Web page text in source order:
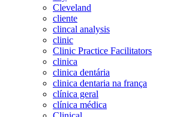
Cleveland
cliente
clincal analysis
clinic
Clinic Practice Facilitators
clinica
clinica dentária
clinica dentaria na frança
clínica geral
clínica médica